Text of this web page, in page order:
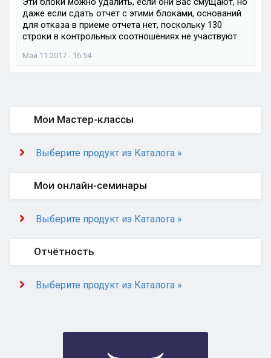
даже если сдать отчет с этими блоками, оснований
для отказа в приеме отчета нет, поскольку 130
строки в контрольных соотношениях не участвуют.
Май 11 2017 - 16:54
Мои Мастер-классы
Выберите продукт из Каталога »
Мои онлайн-семинары
Выберите продукт из Каталога »
Отчётность
Выберите продукт из Каталога »